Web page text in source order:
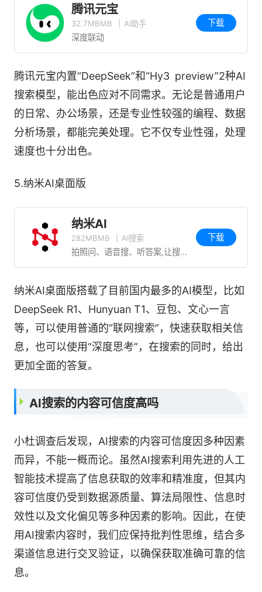
腾讯元宝
32.7MBMB AI助手
深度联动
下载
腾讯元宝内置“DeepSeek”和“Hy3 preview”2种AI
搜索模型，能出色应对不同需求。无论是普通用户
的日常、办公场景，还是专业性较强的编程、数据
分析场景，都能完美处理。它不仅专业性强，处理
速度也十分出色。
5.纳米AI桌面版
纳米AI
282MBMB AI搜索
拍照问、语音搜、听答案,让搜索随心所欲！
下载
纳米AI桌面版搭载了目前国内最多的AI模型，比如
DeepSeek R1、Hunyuan T1、豆包、文心一言
等，可以使用普通的“联网搜索”，快速获取相关信
息，也可以使用“深度思考”，在搜索的同时，给出
更加全面的答复。
AI搜索的内容可信度高吗
小杜调查后发现，AI搜索的内容可信度因多种因素
而异，不能一概而论。虽然AI搜索利用先进的人工
智能技术提高了信息获取的效率和精准度，但其内
容可信度仍受到数据源质量、算法局限性、信息时
效性以及文化偏见等多种因素的影响。因此，在使
用AI搜索内容时，我们应保持批判性思维，结合多
渠道信息进行交叉验证，以确保获取准确可靠的信
息。